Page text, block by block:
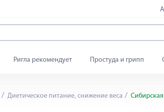
Ригла рекомендует Простуда и грипп
Диетическое питание, снижение веса